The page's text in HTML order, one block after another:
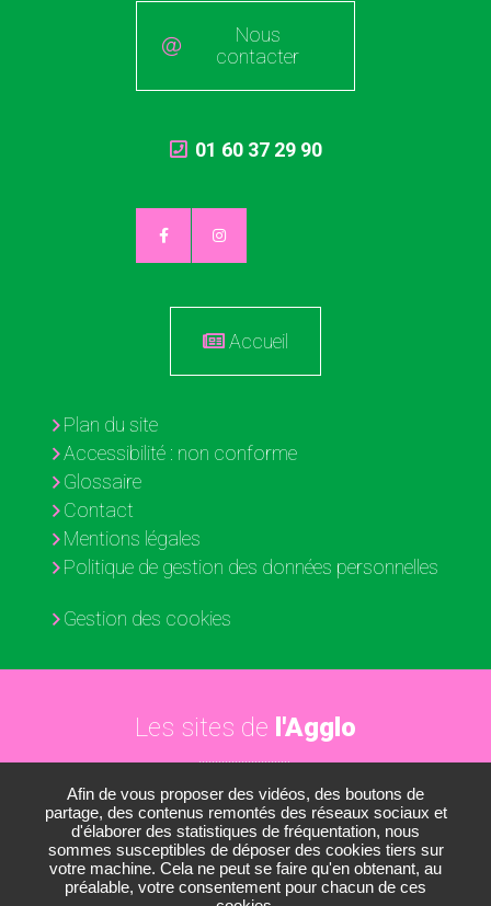
Afin de vous proposer des vidéos, des boutons de
partage, des contenus remontés des réseaux sociaux et
d'élaborer des statistiques de fréquentation, nous
sommes susceptibles de déposer des cookies tiers sur
votre machine. Cela ne peut se faire qu'en obtenant, au
préalable, votre consentement pour chacun de ces
Nous
contacter
01 60 37 29 90
Accueil
Plan du site
Accessibilité : non conforme
Glossaire
Contact
Mentions légales
Politique de gestion des données personnelles
Gestion des cookies
Les sites de l'Agglo
Paris - Vallée de la Marne
Les médiathèques
Les conservatoires